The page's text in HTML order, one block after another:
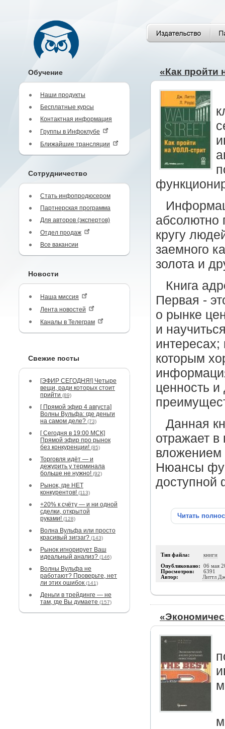
Обучение
Наши продукты
Бесплатные курсы
Контактная информация
Группы в Инфоклубе
Ближайшие трансляции
Сотрудничество
Стать инфопродюсером
Партнерская программа
Для авторов (экспертов)
Отдел продаж
Все вакансии
Новости
Наша миссия
Лента новостей
Каналы в Телеграм
Свежие посты
[ЭФИР СЕГОДНЯ!] Четыре
вещи, ради которых стоит
прийти (89)
[ Прямой эфир 4 августа]
Волны Вульфа: где деньги
на самом деле? (73)
[ Сегодня в 19:00 МСК]
Прямой эфир про рынок
без конкуренции! (85)
Торговля идёт — и
дежурить у терминала
больше не нужно! (92)
Рынок, где НЕТ
конкурентов! (113)
+20% к счёту — и ни одной
сделки, открытой
руками! (128)
Волна Вульфа или просто
красивый зигзаг? (143)
Рынок игнорирует Ваш
идеальный анализ? (146)
Волны Вульфа не
работают? Проверьте, нет
ли этих ошибок (141)
Деньги в трейдинге — не
там, где Вы думаете (157)
«Как пройти
абсолютно
кругу
заемного
золота и
Книга
Первая -
о рынке
и
интересах;
которым
ценность
Данная
отражает
вложением
Нюансы
доступной
Читать
Тип файла: книги
Опубликовано: 06 мая
Просмотров: 6391
Автор: Литтл